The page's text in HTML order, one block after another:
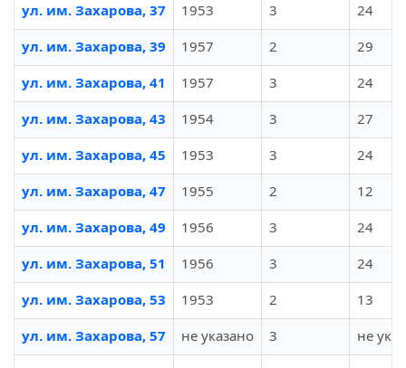
ул. им. Захарова, 37 1953 3
24
ул. им. Захарова, 39
1957 2
29
ул. им. Захарова, 41
1957 3
24
ул. им. Захарова, 43
1954 3
27
ул. им. Захарова, 45
1953 3
24
ул. им. Захарова, 47
1955 2
12
ул. им. Захарова, 49
1956 3
24
ул. им. Захарова, 51
1956 3
24
ул. им. Захарова, 53
1953 2
13
ул. им. Захарова, 57
не указано 3
не